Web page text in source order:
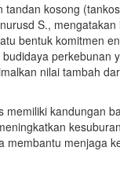
tandan kosong
S.,
bentuk komitmen
perkebunan
nilai tambah
memiliki kandungan
membantu menjaga